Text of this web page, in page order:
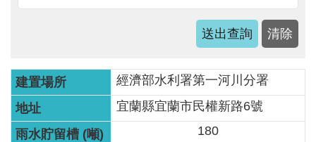
務
最
新
水
情
經濟部水利署第一河川分署
宜蘭縣宜蘭市民權新路6號
180